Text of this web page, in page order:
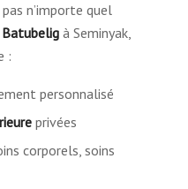
n’importe quel
à Seminyak,
:
personnalisé
privées
corporels, soins